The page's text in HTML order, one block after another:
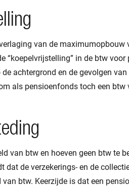
van de maximumopbouw
“koepelvrijstelling” in de btw
achtergrond en de gevolgen
als pensioenfonds toch een
van btw en hoeven geen btw te
dat de verzekerings- en de
btw. Keerzijde is dat een